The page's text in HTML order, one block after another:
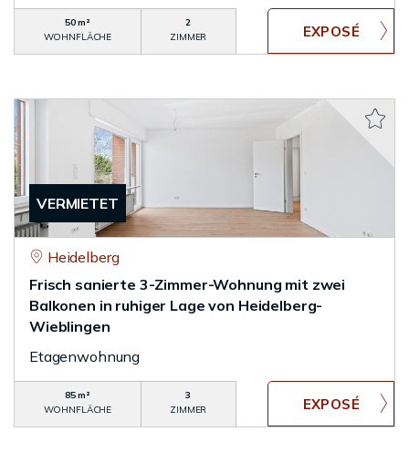
50 m²
WOHNFLÄCHE
2
ZIMMER
VERMIETET
Heidelberg
Frisch sanierte 3-Zimmer-Wohnung mit zwei
Balkonen in ruhiger Lage von Heidelberg-
Wieblingen
Etagenwohnung
85 m²
WOHNFLÄCHE
3
ZIMMER